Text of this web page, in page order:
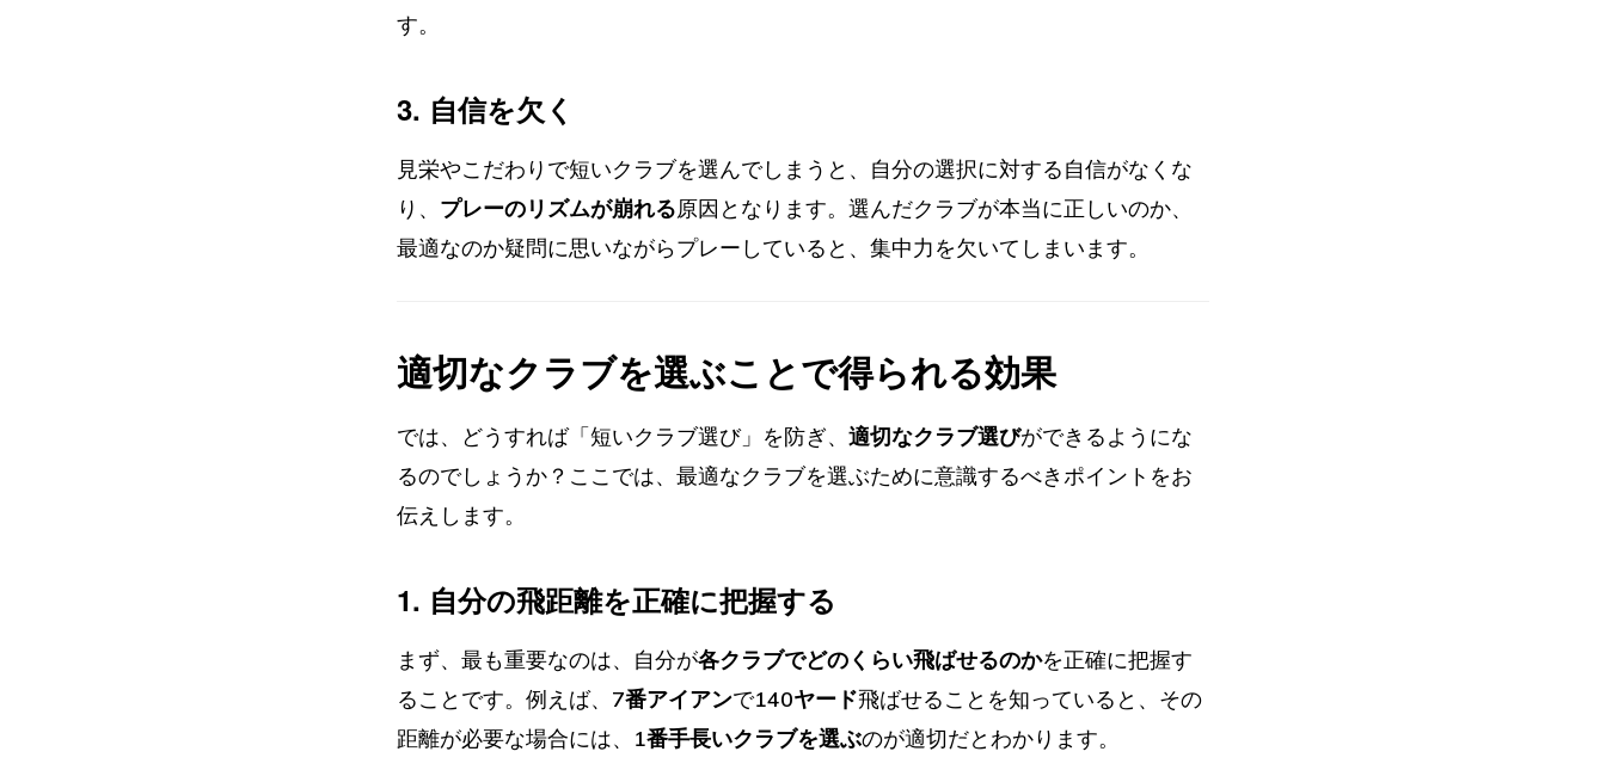
す。
3. 自信を欠く
見栄やこだわりで短いクラブを選んでしまうと、自分の選択に対する自信がなくな
り、 プレーのリズムが崩れる原因となります。選んだクラブが本当に正しいのか、
最適なのか疑問に思いながらプレーしていると、集中力を欠いてしまいます。
適切なクラブを選ぶことで得られる効果
では、どうすれば「短いクラブ選び」を防ぎ、 適切なクラブ選びができるようにな
るのでしょうか？ここでは、最適なクラブを選ぶために意識するべきポイントをお
伝えします。
1. 自分の飛距離を正確に把握する
まず、最も重要なのは、自分が各クラブでどのくらい飛ばせるのかを正確に把握す
ることです。例えば、 7番アイアンで140ヤード飛ばせることを知っていると、その
距離が必要な場合には、 1番手長いクラブを選ぶのが適切だとわかります。